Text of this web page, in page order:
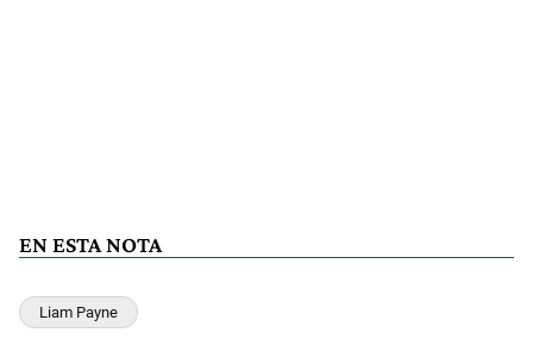
EN ESTA NOTA
Liam Payne